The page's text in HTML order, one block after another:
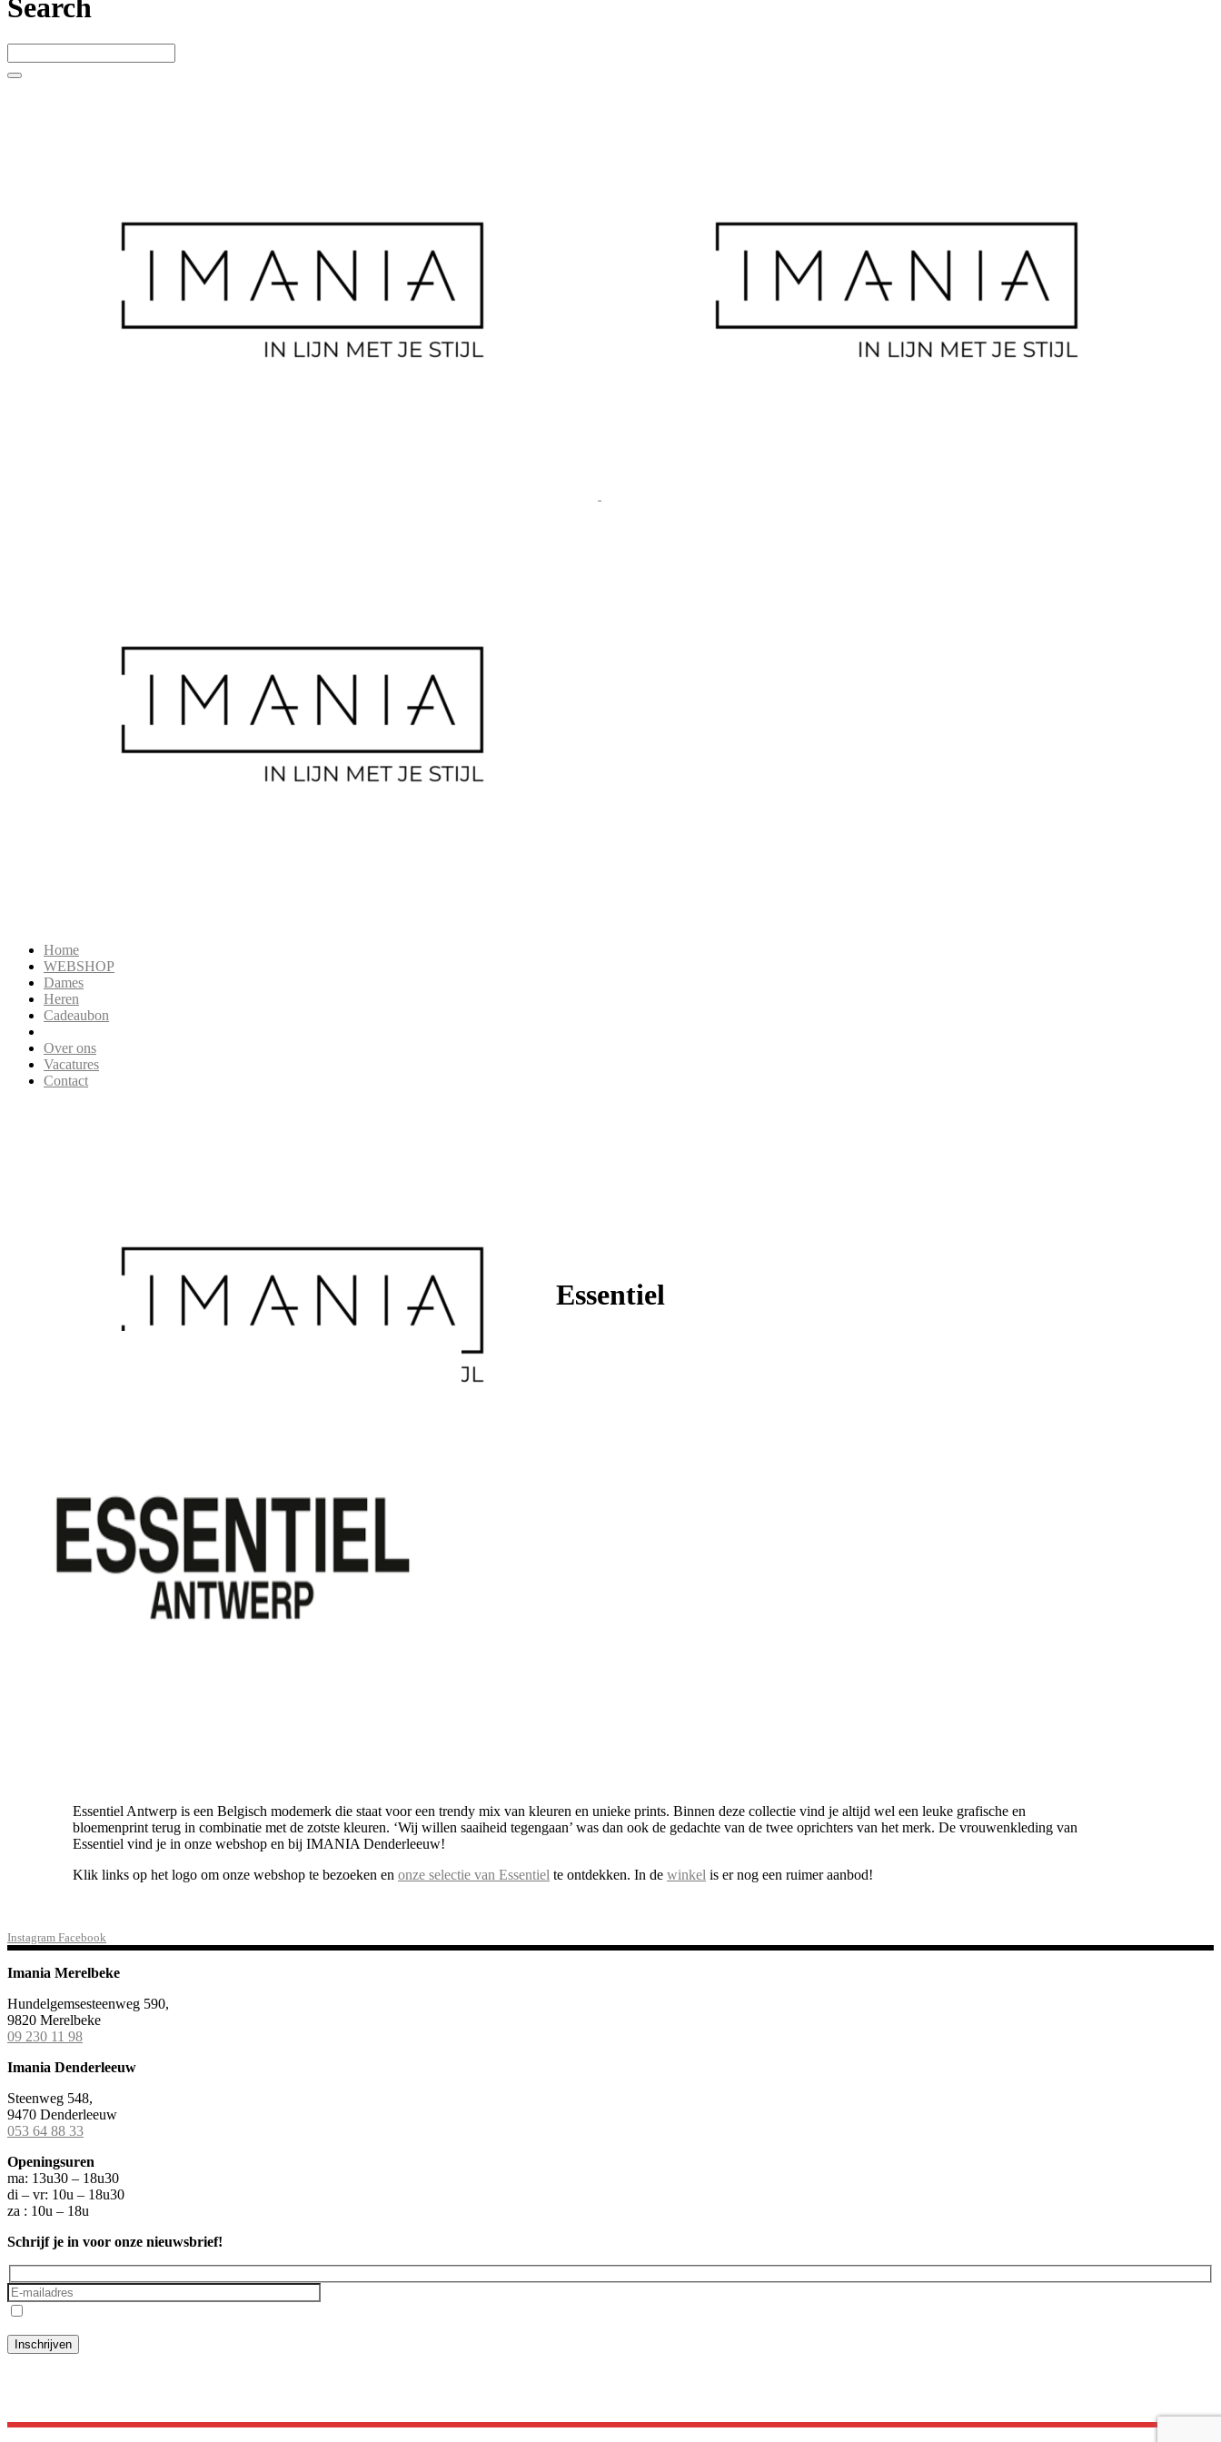
Search
Home
WEBSHOP
Dames
Heren
Cadeaubon
Over ons
Vacatures
Contact
WEBSHOP
Essentiel
Essentiel Antwerp is een Belgisch modemerk die staat voor een trendy mix van kleuren en unieke prints. Binnen deze collectie vind je altijd wel een leuke grafische en
bloemenprint terug in combinatie met de zotste kleuren. ‘Wij willen saaiheid tegengaan’ was dan ook de gedachte van de twee oprichters van het merk. De vrouwenkleding van
Essentiel vind je in onze webshop en bij IMANIA Denderleeuw!
Klik links op het logo om onze webshop te bezoeken en onze selectie van Essentiel te ontdekken. In de winkel is er nog een ruimer aanbod!
Instagram Facebook
Imania Merelbeke
Hundelgemsesteenweg 590,
9820 Merelbeke
09 230 11 98
Imania Denderleeuw
Steenweg 548,
9470 Denderleeuw
053 64 88 33
Openingsuren
ma: 13u30 – 18u30
di – vr: 10u – 18u30
za : 10u – 18u
Schrijf je in voor onze nieuwsbrief!